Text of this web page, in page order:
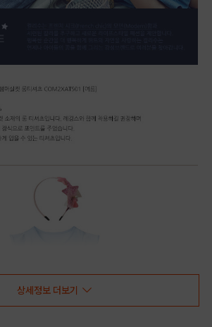
상세정보 더보기